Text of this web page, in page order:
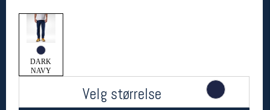
DARK
NAVY
Velg størrelse
Torggata 20
0183 Oslo
Telefon: 23 32 62 00
(telefontid man-fredag klokken 10-13)
Vis i kart
Om oss
Kontakt oss